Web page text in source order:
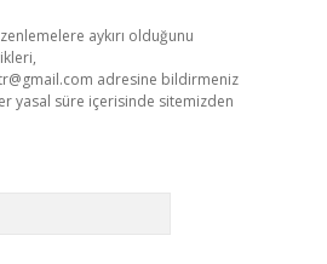
aykırı olduğunu
adresine bildirmeniz
yasal süre içerisinde sitemizden